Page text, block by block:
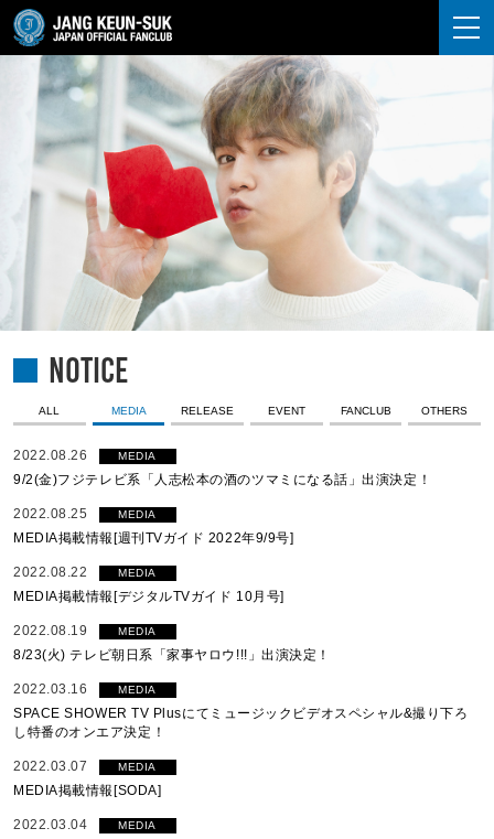
NOTICE
ALL MEDIA RELEASE EVENT FANCLUB OTHERS
2022.08.26 MEDIA
9/2(金)フジテレビ系「人志松本の酒のツマミになる話」出演決定！
2022.08.25 MEDIA
MEDIA掲載情報[週刊TVガイド 2022年9/9号]
2022.08.22 MEDIA
MEDIA掲載情報[デジタルTVガイド 10月号]
2022.08.19 MEDIA
8/23(火) テレビ朝日系「家事ヤロウ!!!」出演決定！
2022.03.16 MEDIA
SPACE SHOWER TV Plusにてミュージックビデオスペシャル&撮り下ろ
し特番のオンエア決定！
2022.03.07 MEDIA
MEDIA掲載情報[SODA]
2022.03.04 MEDIA